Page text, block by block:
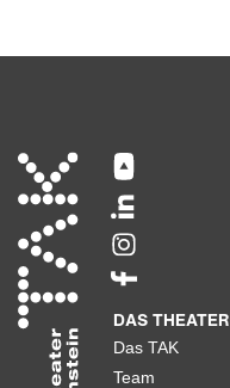
DAS THEATER
Das TAK
Team